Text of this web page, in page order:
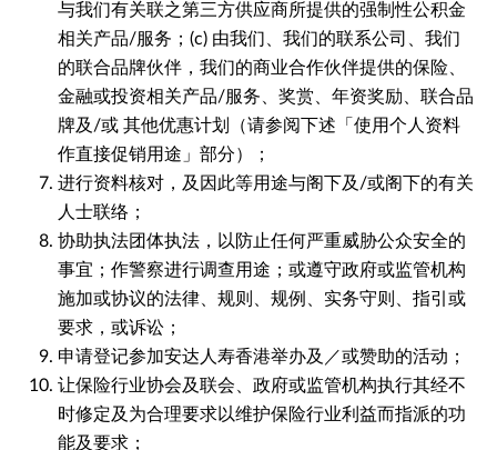
与我们有关联之第三方供应商所提供的强制性公积金
相关产品/服务；(c) 由我们、我们的联系公司、我们
的联合品牌伙伴，我们的商业合作伙伴提供的保险、
金融或投资相关产品/服务、奖赏、年资奖励、联合品
牌及/或 其他优惠计划（请参阅下述「使用个人资料
作直接促销用途」部分）；
进行资料核对，及因此等用途与阁下及/或阁下的有关
人士联络；
协助执法团体执法，以防止任何严重威胁公众安全的
事宜；作警察进行调查用途；或遵守政府或监管机构
施加或协议的法律、规则、规例、实务守则、指引或
要求，或诉讼；
申请登记参加安达人寿香港举办及／或赞助的活动；
让保险行业协会及联会、政府或监管机构执行其经不
时修定及为合理要求以维护保险行业利益而指派的功
能及要求；